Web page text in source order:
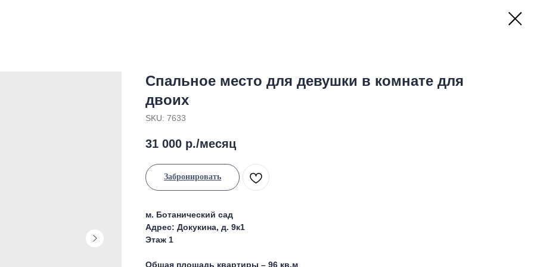
Спальное место для девушки в комнате для
двоих
SKU: 7633
31 000 р./месяц
Забронировать
м. Ботанический сад
Адрес: Докукина, д. 9к1
Этаж 1
Общая площадь квартиры – 96 кв.м